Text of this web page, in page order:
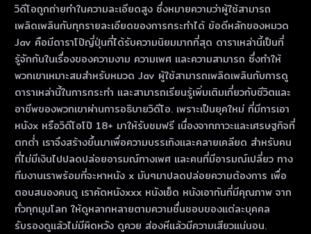
วิดีโอถูกถ่ายทําในความละเอียดสูง ซึ่งหมายความว่าผู้ใช้สามารถ
เพลิดเพลินกับทุกรายละเอียดของการกระทําได้ ข้อดีหลักของหมวด
Jav คือมีดาราโป๊ญี่ปุ่นที่ได้รับความนิยมมากที่สุด ดาราเหล่านี้เป็นที่
รู้จักกันในเรื่องของความงาม ความเพศ และความสามารถ ซึ่งทําให้
พวกเขาเหมาะสมสําหรับหมวด Jav ผู้ใช้สามารถเพลิดเพลินกับการดู
ดาราเหล่านี้ในการกระทํา และสามารถเรียนรู้เพิ่มเติมเกี่ยวกับชีวิตและ
อาชีพของพวกเขาผ่านการอธิบายวิดีโอ. เพราะเป็นยุคใหม่ ที่มีการเอา
หนังx หรือวิดีโอโป๊ 18+ มาให้รับชมฟรี เนื่องจากภาวะและเศรษฐกิจที่
ตกต่ำ เราจึงสร้างขึ้นมาเพื่อความบรรเทิงและคลายเคลียด สำหรับคน
ที่ไม่มีเงินไปปลดปล่อยอารมณ์ทางเพศ และคนที่มีอารมณ์เปลี่ยว ทาง
ทีมงานเราพร้อมที่จะหาหนัง x มันๆมาปลดปล่อยความต้องการ เพื่อ
ตอบสนองคนดู เราคัดหนังxxx หนังเย็ด หนังเอากันที่มีคุณภาพ จาก
ทั่วทุกมุมโลก ให้ดูหลากหลายตามความชื่นชอบของแต่ละบุคคล
รับรองดูแล้วไม่มีผิดหวัง ดูควย ส่องหีแล้วมีความเสียวแน่นอน.